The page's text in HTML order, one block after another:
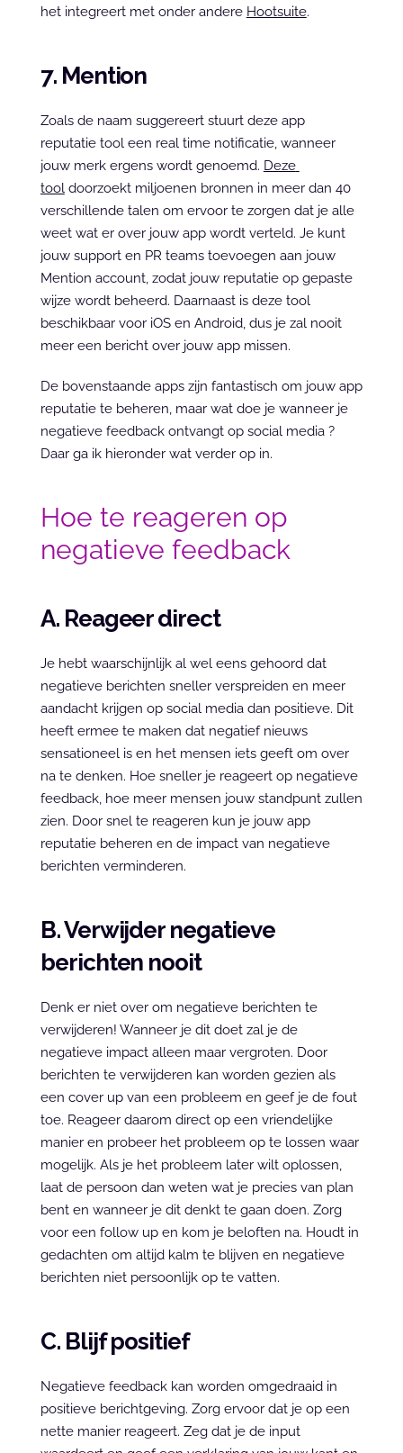
het integreert met onder andere Hootsuite.
7. Mention
Zoals de naam suggereert stuurt deze app
reputatie tool een real time notificatie, wanneer
jouw merk ergens wordt genoemd. Deze
tool doorzoekt miljoenen bronnen in meer dan 40
verschillende talen om ervoor te zorgen dat je alle
weet wat er over jouw app wordt verteld. Je kunt
jouw support en PR teams toevoegen aan jouw
Mention account, zodat jouw reputatie op gepaste
wijze wordt beheerd. Daarnaast is deze tool
beschikbaar voor iOS en Android, dus je zal nooit
meer een bericht over jouw app missen.
De bovenstaande apps zijn fantastisch om jouw app
reputatie te beheren, maar wat doe je wanneer je
negatieve feedback ontvangt op social media ?
Daar ga ik hieronder wat verder op in.
Hoe te reageren op
negatieve feedback
A. Reageer direct
Je hebt waarschijnlijk al wel eens gehoord dat
negatieve berichten sneller verspreiden en meer
aandacht krijgen op social media dan positieve. Dit
heeft ermee te maken dat negatief nieuws
sensationeel is en het mensen iets geeft om over
na te denken. Hoe sneller je reageert op negatieve
feedback, hoe meer mensen jouw standpunt zullen
zien. Door snel te reageren kun je jouw app
reputatie beheren en de impact van negatieve
berichten verminderen.
B. Verwijder negatieve
berichten nooit
Denk er niet over om negatieve berichten te
verwijderen! Wanneer je dit doet zal je de
negatieve impact alleen maar vergroten. Door
berichten te verwijderen kan worden gezien als
een cover up van een probleem en geef je de fout
toe. Reageer daarom direct op een vriendelijke
manier en probeer het probleem op te lossen waar
mogelijk. Als je het probleem later wilt oplossen,
laat de persoon dan weten wat je precies van plan
bent en wanneer je dit denkt te gaan doen. Zorg
voor een follow up en kom je beloften na. Houdt in
gedachten om altijd kalm te blijven en negatieve
berichten niet persoonlijk op te vatten.
C. Blijf positief
Negatieve feedback kan worden omgedraaid in
positieve berichtgeving. Zorg ervoor dat je op een
nette manier reageert. Zeg dat je de input